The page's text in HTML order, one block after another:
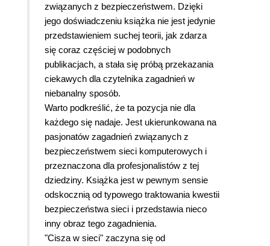
związanych z bezpieczeństwem. Dzięki
jego doświadczeniu książka nie jest jedynie
przedstawieniem suchej teorii, jak zdarza
się coraz częściej w podobnych
publikacjach, a stała się próbą przekazania
ciekawych dla czytelnika zagadnień w
niebanalny sposób.
Warto podkreślić, że ta pozycja nie dla
każdego się nadaje. Jest ukierunkowana na
pasjonatów zagadnień związanych z
bezpieczeństwem sieci komputerowych i
przeznaczona dla profesjonalistów z tej
dziedziny. Książka jest w pewnym sensie
odskocznią od typowego traktowania kwestii
bezpieczeństwa sieci i przedstawia nieco
inny obraz tego zagadnienia.
"Cisza w sieci" zaczyna się od